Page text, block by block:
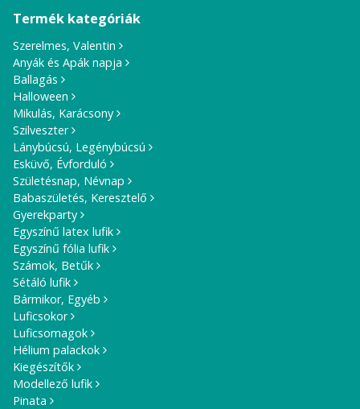
Termék kategóriák
Szerelmes, Valentin
Anyák és Apák napja
Ballagás
Halloween
Mikulás, Karácsony
Szilveszter
Lánybúcsú, Legénybúcsú
Esküvő, Évforduló
Születésnap, Névnap
Babaszületés, Keresztelő
Gyerekparty
Egyszínű latex lufik
Egyszínű fólia lufik
Számok, Betűk
Sétáló lufik
Bármikor, Egyéb
Luficsokor
Luficsomagok
Hélium palackok
Kiegészítők
Modellező lufik
Pinata